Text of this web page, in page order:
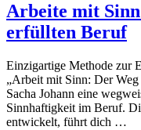
Arbeite mit
erfüllten Beruf
Einzigartige Methode zur
„Arbeit mit Sinn: Der
Sacha Johann eine
Sinnhaftigkeit im Beruf.
entwickelt, führt dich …